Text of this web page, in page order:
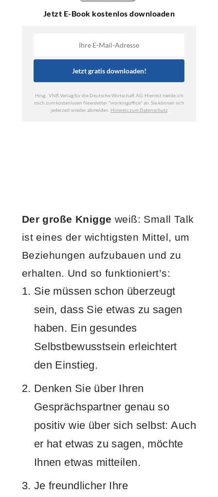
Der große Knigge weiß: Small Talk
ist eines der wichtigsten Mittel, um
Beziehungen aufzubauen und zu
erhalten. Und so funktioniert’s:
Sie müssen schon überzeugt
sein, dass Sie etwas zu sagen
haben. Ein gesundes
Selbstbewusstsein erleichtert
den Einstieg.
Denken Sie über Ihren
Gesprächspartner genau so
positiv wie über sich selbst: Auch
er hat etwas zu sagen, möchte
Ihnen etwas mitteilen.
Je freundlicher Ihre